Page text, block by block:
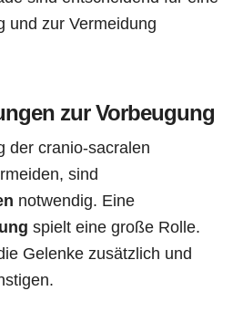
und zur Vermeidung
zur Vorbeugung
der cranio-sacralen
sind
notwendig. Eine
spielt eine große Rolle.
Gelenke zusätzlich und